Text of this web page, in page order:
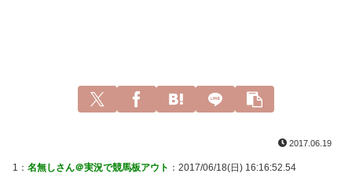
2017.06.19
1： 名無しさん＠実況で競馬板アウト ：2017/06/18(日) 16:16:52.54